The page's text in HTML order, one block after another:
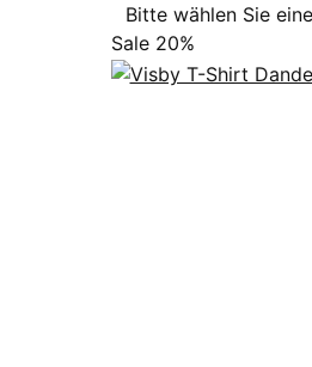
Bitte wählen Sie
Sale 20%